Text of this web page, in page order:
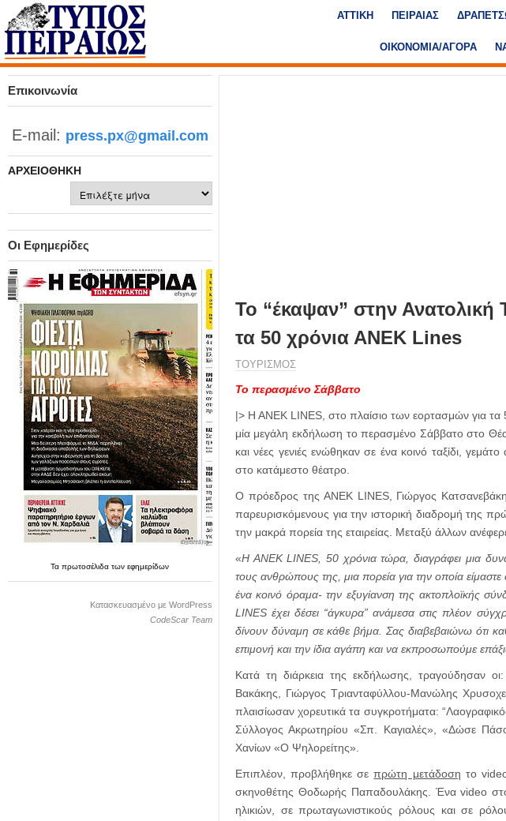
μ
ρ
ΑΤΤΙΚΗ ΠΕΙΡΑΙΑΣ
ΟΙΚΟΝΟΜΙΑ/ΑΓΟΡΑ
Επικοινωνία
E-mail: press.px@gmail.com
ΑΡΧΕΙΟΘΉΚΗ
Οι Εφημερίδες
Ταπρωτοσέλιδατωνεφημερίδων
Κατασκευασμένο με WordPress
CodeScar Team
Το “έκαψαν” στην Ανατολική
τα 50 χρόνια ΑΝΕΚ Lines
ΤΟΥΡΙΣΜΟΣ
Το περασμένο Σάββατο
|> Η ΑΝΕΚ LINES, στο πλαίσιο των εορτασμών για τα
μία μεγάλη εκδήλωση το περασμένο Σάββατο στο
και νέες γενιές ενώθηκαν σε ένα κοινό ταξίδι,
στο κατάμεστο θέατρο.
Ο πρόεδρος της ΑΝΕΚ LINES, Γιώργος
παρευρισκόμενους για την ιστορική διαδρομή της
την μακρά πορεία της εταιρείας. Μεταξύ άλλων
«Η ΑΝΕΚ LINES, 50 χρόνια τώρα, διαγράφει μια
τους ανθρώπους της, μια πορεία για την οποία
ένα κοινό όραμα- την εξυγίανση της ακτοπλοϊκής
LINES έχει δέσει “άγκυρα” ανάμεσα στις πλέον
δίνουν δύναμη σε κάθε βήμα. Σας διαβεβαιώνω ότι
επιμονή και την ίδια αγάπη και να εκπροσωπούμε
Κατά τη διάρκεια της εκδήλωσης, τραγούδησαν
Βακάκης, Γιώργος Τριανταφύλλου-Μανώλης
πλαισίωσαν χορευτικά τα συγκροτήματα:
Σύλλογος Ακρωτηρίου «Σπ. Καγιαλές», «Δώσε
Χανίων «Ο Ψηλορείτης».
Επιπλέον, προβλήθηκε σεπρώτη μετάδοση το
σκηνοθέτης Θοδωρής Παπαδουλάκης. Ένα video στο
ηλικιών, σε πρωταγωνιστικούς ρόλους και σε